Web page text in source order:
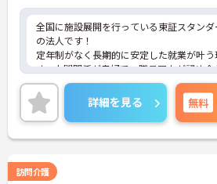
全国に施設展開を行っている東証スタン
の法人です！
定年制がなく長期的に安定した就業が叶う
す。人間関係が良好で、職員同士が認め合
根付いています。
ご興味のある方には、面接対策ポイントな
に詳細をご案内しますのでお気軽にご相談
い！
詳細を見る 無料
訪問介護